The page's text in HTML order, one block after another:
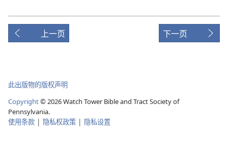
上一页 下一页
此出版物的版权声明
Copyright© 2026Watch Tower Bible and Tract Society of
Pennsylvania.
使用条款 | 隐私权政策 | 隐私设置